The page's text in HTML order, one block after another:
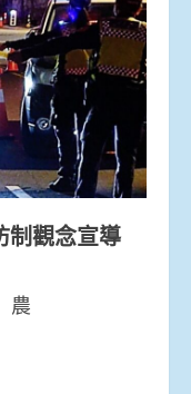
制觀念宣導
農